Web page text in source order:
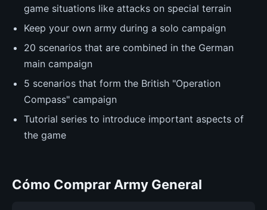
game situations like attacks on special terrain
Keep your own army during a solo campaign
20 scenarios that are combined in the German
main campaign
5 scenarios that form the British "Operation
Compass" campaign
Tutorial series to introduce important aspects of
the game
Cómo Comprar Army General